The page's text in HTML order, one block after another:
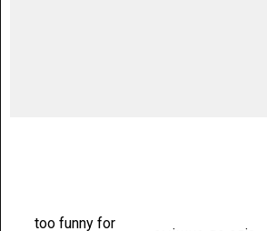
too funny for